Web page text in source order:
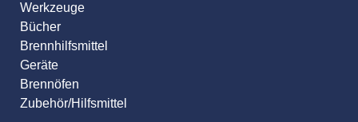
Werkzeuge
Bücher
Brennhilfsmittel
Geräte
Brennöfen
Zubehör/Hilfsmittel